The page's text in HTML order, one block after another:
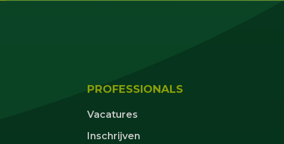
PROFESSIONALS
Vacatures
Inschrijven